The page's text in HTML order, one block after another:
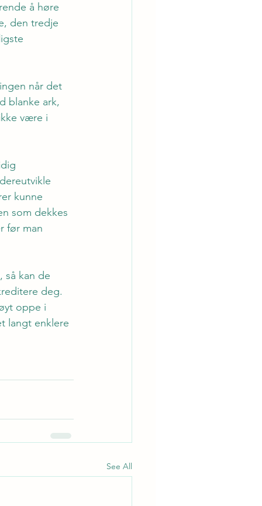
å høre
den tredje
når det
blanke ark,
være i
kunne
som dekkes
før man
så kan de
deg.
oppe i
langt enklere
See All